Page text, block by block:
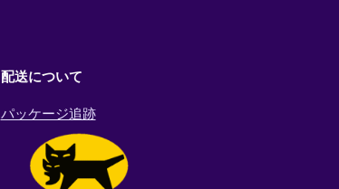
配送について
パッケージ追跡